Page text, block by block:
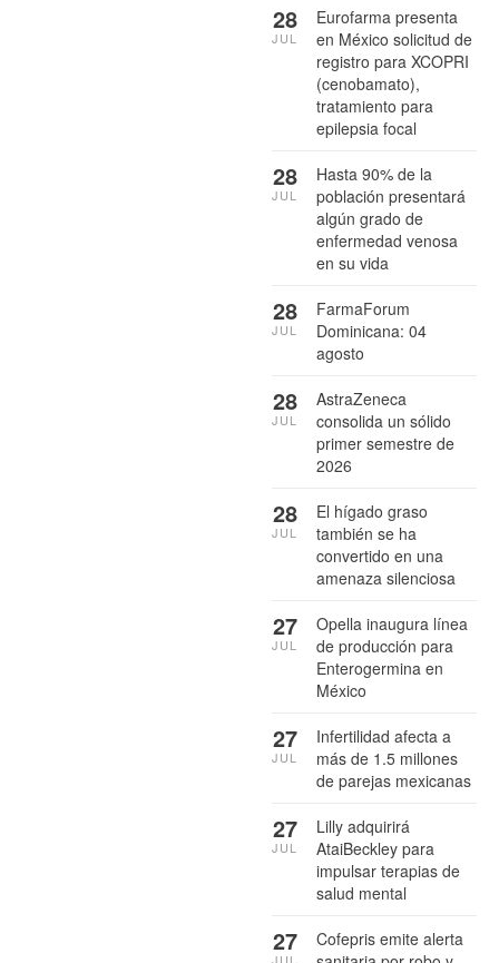
Eurofarma presenta
en México solicitud de
registro para XCOPRI
(cenobamato),
tratamiento para
epilepsia focal
28
JUL
Hasta 90% de la
población presentará
algún grado de
enfermedad venosa
en su vida
28
JUL
FarmaForum
Dominicana: 04
agosto
28
JUL
AstraZeneca
consolida un sólido
primer semestre de
2026
28
JUL
El hígado graso
también se ha
convertido en una
amenaza silenciosa
28
JUL
Opella inaugura línea
de producción para
Enterogermina en
México
27
JUL
Infertilidad afecta a
más de 1.5 millones
de parejas mexicanas
27
JUL
Lilly adquirirá
AtaiBeckley para
impulsar terapias de
salud mental
27
JUL
Cofepris emite alerta
27